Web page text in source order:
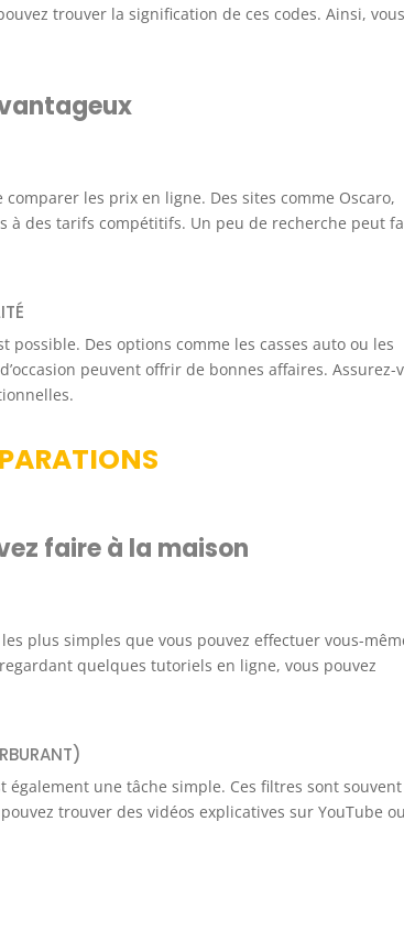
trouver la signification de ces codes. Ainsi, vous
les prix en ligne. Des sites comme Oscaro,
à des tarifs compétitifs. Un peu de recherche peut
possible. Des options comme les casses auto ou les
peuvent offrir de bonnes affaires. Assurez-
faire à la maison
plus simples que vous pouvez effectuer vous-
quelques tutoriels en ligne, vous pouvez
une tâche simple. Ces filtres sont souvent
trouver des vidéos explicatives sur YouTube ou